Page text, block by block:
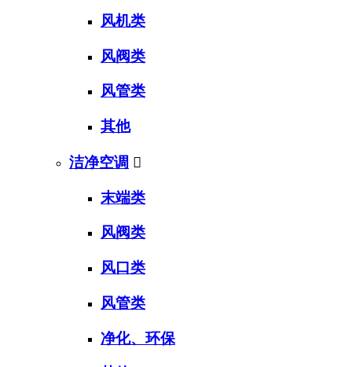
风机类
风阀类
风管类
其他
洁净空调 
末端类
风阀类
风口类
风管类
净化、环保